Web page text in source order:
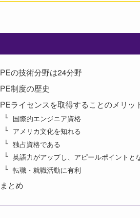
PEの技術分野は24分野
PE制度の歴史
PEライセンスを取得することのメリッ
国際的エンジニア資格
アメリカ文化を知れる
独占資格である
英語力がアップし、アピールポイントと
転職・就職活動に有利
まとめ